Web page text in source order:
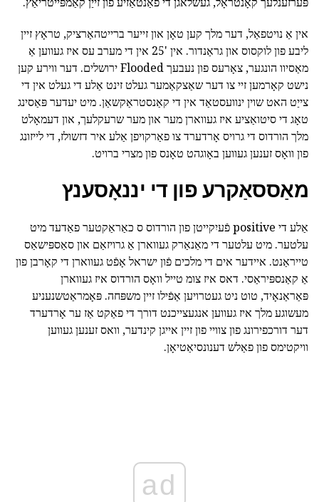
אין אַ נויטפאַל, דער מלך קען טאָן און זייער ברייטהאַרציק, טראָץ זיין
ליבע פון לוקסוס און גראַנדור. אין '25 אין די מערב עס איז געווען אַ
מאַסיוו הונגער, צאָרעס פון נעבעך Flooded ירושלים. דער ווירע קען
נישט קאָרמען זיי צו דער שאַצקאַמער געלט זינט אַלע די געלט אין די
צייַט האט שוין ינוועסטאַד אין די קאַנסטראַקשאַן. מיט יעדער פּאַסינג
טאָג די סיטואַציע איז געווארן מער און מער שרעקלעך, און דעמאָלט
מלך הורדוס די גרויס אָרדערד צו פאַרקויפן אַלע איר דזשולז, די לייזונג
פון וואָס זענען געווען באָוגהט טאָנס פון מצרי ברויט.
מאַססאַקרע פון די יננאָסענץ
אַלע די positive פֿעיִקייטן פון הורדוס ס כאַראַקטער פאַדעד מיט
עלטער. מיט עלטער די מאַנאַרק געווארן אַ גרויזאַם און סאַספּישאַס
טייראַנט. איידער אים די מלכים פֿון ישראל אָפֿט געווארן די קאָרבן פון
אַ קאַנספּיראַסי. דאס איז צומ טייל וואָס הורדוס איז געווארן
פּאַראַנאָיד, טוט ניט געטרויען אַפֿילו זיין משפּחה. פּאָמראַטשנעניע
מעשוגע מלך איז געווען אנגעצייכנט דורך די פאַקט אַז ער אָרדערד
דער דורכפירונג פון צוויי פון זיין אייגן קינדער, וואס זענען געווען
וויקטימס פון פאַלש דענונסיאַטיאָן.
ad